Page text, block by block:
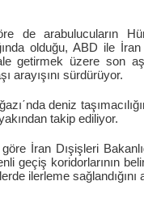
de arabulucuların
olduğu, ABD ile
getirmek üzere son
arayışını sürdürüyor.
deniz
takip ediliyor.
İran Dışişleri
geçiş koridorlarının
ilerleme sağlandığını